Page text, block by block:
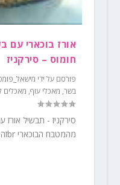
אורז בוכארי עם
חומוס – סירקניז
פורסם על ידי
בשר, מאכלי עוף, מאכלים
סירקניז - תבשיל אורז
מהמטבח הבוכארי brזה פשוט מדהים אני הוספתי 200...